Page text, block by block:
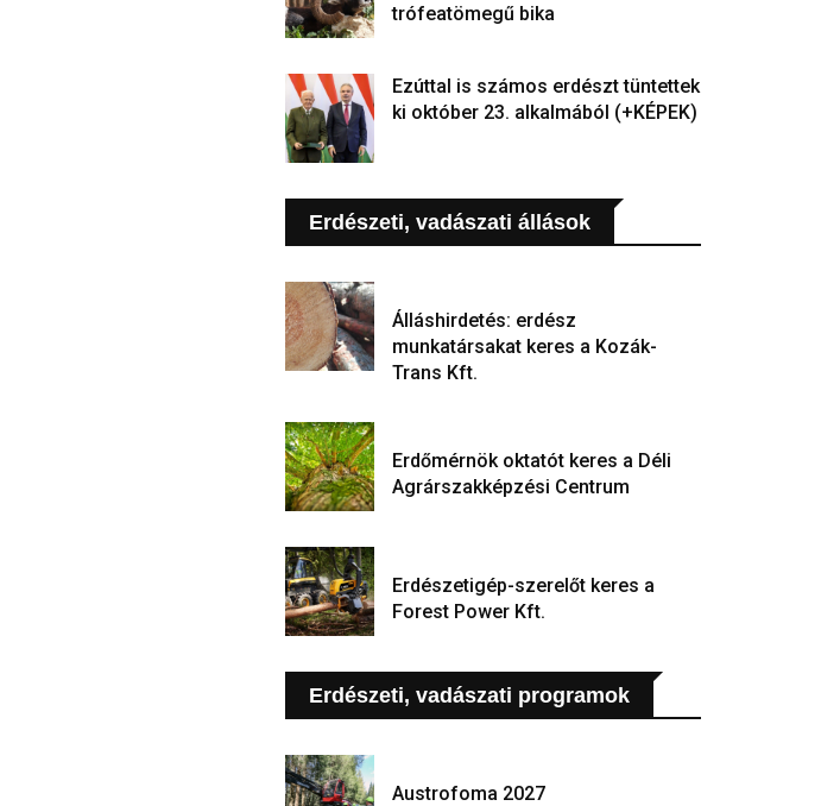
trófeatömegű bika
Ezúttal is számos erdészt tüntettek
ki október 23. alkalmából (+KÉPEK)
Erdészeti, vadászati állások
Álláshirdetés: erdész
munkatársakat keres a Kozák-
Trans Kft.
Erdőmérnök oktatót keres a Déli
Agrárszakképzési Centrum
Erdészetigép-szerelőt keres a
Forest Power Kft.
Erdészeti, vadászati programok
Austrofoma 2027